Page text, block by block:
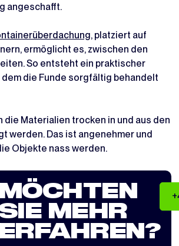
angeschafft.
, platziert auf
ermöglicht es, zwischen den
So entsteht ein praktischer
die Funde sorgfältig behandelt
die Materialien trocken in und aus den
werden. Das ist angenehmer und
Objekte nass werden.
MÖCHTEN
MEHR
ERFAHREN?